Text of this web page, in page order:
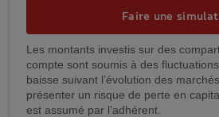
Faire une
Les montants investis sur des
compte sont soumis à des
baisse suivant l’évolution des
présenter un risque de perte en
est assumé par l’adhérent.